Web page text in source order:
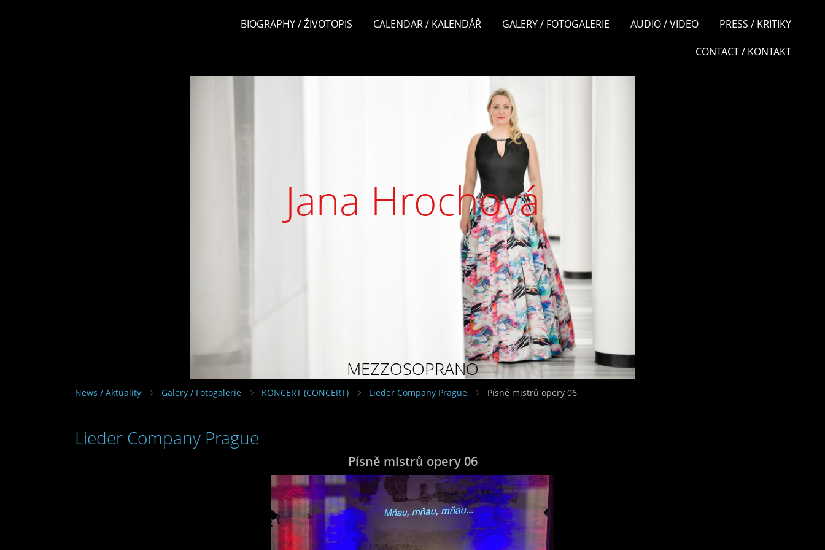
BIOGRAPHY / ŽIVOTOPIS CALENDAR / KALENDÁŘ GALERY / FOTOGALERIE AUDIO / VIDEO PRESS / KRITIKY
CONTACT / KONTAKT
Jana Hrochová
MEZZOSOPRANO
News / Aktuality Galery / Fotogalerie KONCERT (CONCERT) Lieder Company Prague Písně mistrů opery 06
Lieder Company Prague
Písně mistrů opery 06